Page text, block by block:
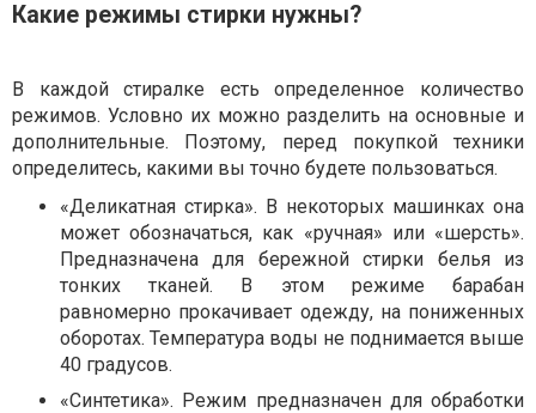
Какие режимы стирки нужны?
В каждой стиралке есть определенное количество
режимов. Условно их можно разделить на основные и
дополнительные. Поэтому, перед покупкой техники
определитесь, какими вы точно будете пользоваться.
«Деликатная стирка». В некоторых машинках она
может обозначаться, как «ручная» или «шерсть».
Предназначена для бережной стирки белья из
тонких тканей. В этом режиме барабан
равномерно прокачивает одежду, на пониженных
оборотах. Температура воды не поднимается выше
40 градусов.
«Синтетика». Режим предназначен для обработки